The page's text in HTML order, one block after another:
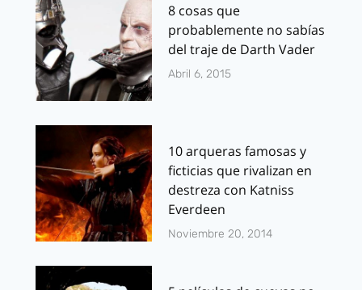
8 cosas que
probablemente no sabías
del traje de Darth Vader
Abril 6, 2015
10 arqueras famosas y
ficticias que rivalizan en
destreza con Katniss
Everdeen
Noviembre 20, 2014